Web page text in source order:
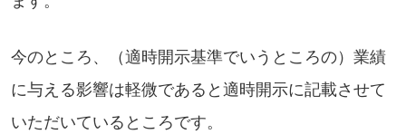
今のところ、（適時開示基準でいうところの）業績
に与える影響は軽微であると適時開示に記載させて
いただいているところです。